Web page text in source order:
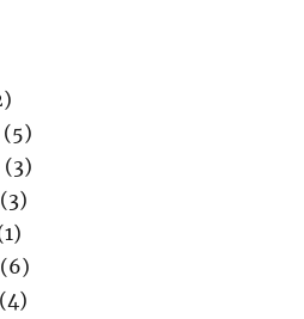
(5)
(3)
(3)
(6)
(4)